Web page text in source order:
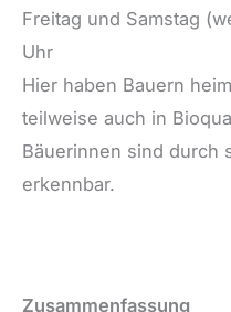
Freitag und Samstag
Uhr
Hier haben Bauern
teilweise auch in
Bäuerinnen sind durch
erkennbar.
Zusammenfassung